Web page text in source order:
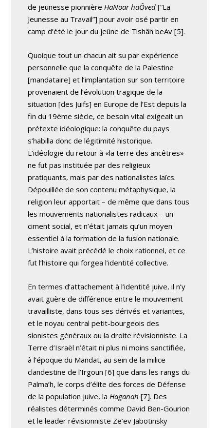
de jeunesse pionnière HaNoar haÔved [“La
Jeunesse au Travail”] pour avoir osé partir en
camp d’été le jour du jeûne de Tishâh beAv [5].
Quoique tout un chacun ait su par expérience
personnelle que la conquête de la Palestine
[mandataire] et l’implantation sur son territoire
provenaient de l’évolution tragique de la
situation [des Juifs] en Europe de l’Est depuis la
fin du 19ème siècle, ce besoin vital exigeait un
prétexte idéologique: la conquête du pays
s’habilla donc de légitimité historique.
L’idéologie du retour à «la terre des ancêtres»
ne fut pas instituée par des religieux
pratiquants, mais par des nationalistes laïcs.
Dépouillée de son contenu métaphysique, la
religion leur apportait – de même que dans tous
les mouvements nationalistes radicaux – un
ciment social, et n’était jamais qu’un moyen
essentiel à la formation de la fusion nationale.
L’histoire avait précédé le choix rationnel, et ce
fut l’histoire qui forgea l’identité collective.
En termes d’attachement à l’identité juive, il n’y
avait guère de différence entre le mouvement
travailliste, dans tous ses dérivés et variantes,
et le noyau central petit-bourgeois des
sionistes généraux ou la droite révisionniste. La
Terre d’Israël n’était ni plus ni moins sanctifiée,
à l’époque du Mandat, au sein de la milice
clandestine de l’Irgoun [6] que dans les rangs du
Palma’h, le corps d’élite des forces de Défense
de la population juive, la Haganah [7]. Des
réalistes déterminés comme David Ben-Gourion
et le leader révisionniste Ze’ev Jabotinsky